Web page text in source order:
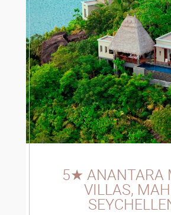
5★ ANANTARA
VILLAS,